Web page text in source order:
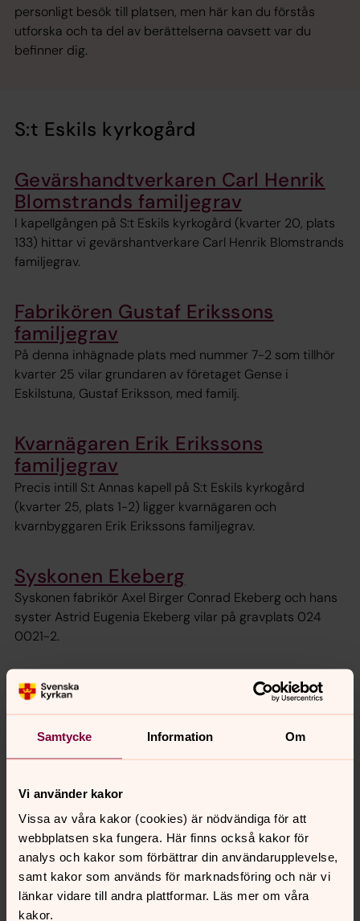
Samtycke Information Om
Vi använder kakor
Vissa av våra kakor (cookies) är nödvändiga för att
webbplatsen ska fungera. Här finns också kakor för
analys och kakor som förbättrar din användarupplevelse,
samt kakor som används för marknadsföring och när vi
länkar vidare till andra plattformar. Läs mer om våra
kakor.
personligt besök till platsen, men här kan du förstås
utforska och ta del av berättelserna oavsett var du
befinner dig.
S:t Eskils kyrkogård
Gevärshandtverkaren Carl Henrik
Blomstrands familjegrav
I kapellgången på S:t Eskils kyrkogård (kvarter 20, plats
133) hittar vi gevärshantverkare Carl Henrik Blomstrands
familjegrav.
Fabrikören Gustaf Erikssons
familjegrav
På denna inhägnade plats med nummer 7-2 som tillhör
kvarter 25 vilar grundaren av företaget Gense i
Eskilstuna, Gustaf Eriksson, med familj.
Kvarnägaren Erik Erikssons
familjegrav
Precis intill S:t Annas kapell på S:t Eskils kyrkogård
(kvarter 25, plats 1-2) ligger kvarnägaren och
kvarnbyggaren Erik Erikssons familjegrav.
Syskonen Ekeberg
Syskonen fabrikör Axel Birger Conrad Ekeberg och hans
syster Astrid Eugenia Ekeberg vilar på gravplats 024
0021-2.
Förskoleinspektör R W O Per
August Petterssons familjegrav
Belägen på kvarter 24, plats 15-2
"Far och mor" kan vi läsa på den stora sockeln. Det ger
signaler om att det var just far och mor som reste
stenen på kvarter 27, plats 94.
Kommunister Carl Valfrid
Sundström och Rådman Carl-